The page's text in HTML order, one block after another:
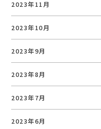
2023年11月
2023年10月
2023年9月
2023年8月
2023年7月
2023年6月